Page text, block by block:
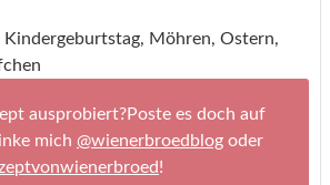
Kindergeburtstag, Möhren, Ostern,
ausprobiert?Poste es doch auf
mich @wienerbroedblog oder
!